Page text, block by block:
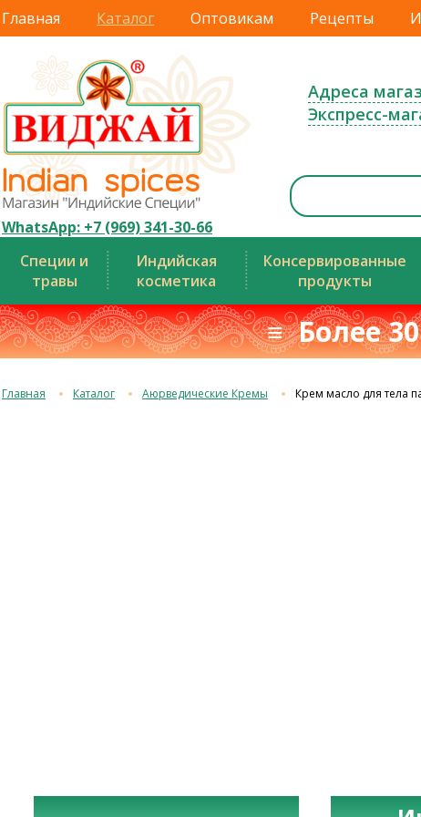
Главная Каталог Оптовикам Рецепты
WhatsApp: +7 (969) 341-30-66
Адреса
Экспресс-
Специи и
травы
Индийская
косметика
Консервированные
продукты
≡ Более
Главная Каталог Аюрведические Кремы Крем масло для тела